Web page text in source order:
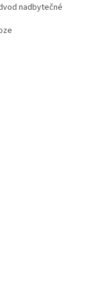
nadbytečné